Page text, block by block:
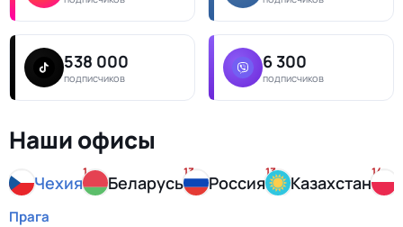
538 000
подписчиков
6 300
подписчиков
Наши офисы
Чехия
1
Беларусь
13
Россия
13
Казахстан
14
Прага